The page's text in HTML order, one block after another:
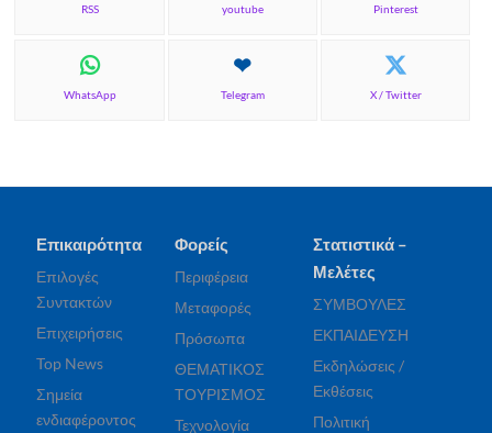
RSS youtube Pinterest
WhatsApp Telegram X / Twitter
Επικαιρότητα
Επιλογές
Συντακτών
Επιχειρήσεις
Top News
Σημεία
ενδιαφέροντος
Φορείς
Περιφέρεια
Μεταφορές
Πρόσωπα
ΘΕΜΑΤΙΚΟΣ
ΤΟΥΡΙΣΜΟΣ
Τεχνολογία
Στατιστικά –
Μελέτες
ΣΥΜΒΟΥΛΕΣ
ΕΚΠΑΙΔΕΥΣΗ
Εκδηλώσεις /
Εκθέσεις
Πολιτική